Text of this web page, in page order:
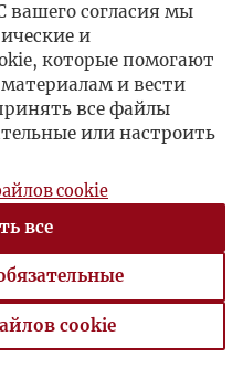
W
Z
Ż
Anders
imienne listy...
Panfilow
z 21 czerwca 1942
skład pułku
że wolno
według realnych list,
вашего согласия мы
и
которые помогают
и вести
все файлы
или настроить
cookie
все
cookie